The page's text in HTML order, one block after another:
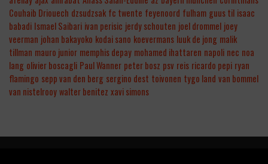
Couhaib Driouech dzsudzsak fc twente feyenoord fulham guus til isaac
babadi Ismael Saibari ivan perisic jerdy schouten joel drommel joey
veerman johan bakayoko kodai sano koevermans luuk de jong malik
tillman mauro junior memphis depay mohamed ihattaren napoli nec noa
lang olivier boscagli Paul Wanner peter bosz psv reis ricardo pepi ryan
flamingo sepp van den berg sergino dest toivonen tygo land van bommel
van nistelrooywalter benitez xavi simons